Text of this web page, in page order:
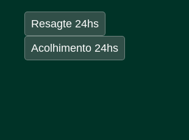
Resagte 24hs
Acolhimento 24hs